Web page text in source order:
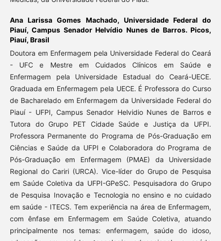
Ana Larissa Gomes Machado, Universidade Federal do
Piauí, Campus Senador Helvídio Nunes de Barros. Picos,
Piauí, Brasil
Doutora em Enfermagem pela Universidade Federal do Ceará
- UFC e Mestre em Cuidados Clínicos em Saúde e
Enfermagem pela Universidade Estadual do Ceará-UECE.
Graduada em Enfermagem pela UECE. É Professora do Curso
de Bacharelado em Enfermagem da Universidade Federal do
Piauí - UFPI, Campus Senador Helvidio Nunes de Barros e
Tutora do Grupo PET Cidade Saúde e Justiça da UFPI.
Professora Permanente do Programa de Pós-Graduação em
Ciências e Saúde da UFPI e Colaboradora do Programa de
Pós-Graduação em Enfermagem (PMAE) da Universidade
Regional do Cariri (URCA). Vice-líder do Grupo de Pesquisa
em Saúde Coletiva da UFPI-GPeSC. Pesquisadora do Grupo
de Pesquisa Inovação e Tecnologia no ensino e no cuidado
em saúde - ITECS. Tem experiência na área de Enfermagem,
com ênfase em Enfermagem em Saúde Coletiva, atuando
principalmente nos temas: enfermagem, saúde do idoso,